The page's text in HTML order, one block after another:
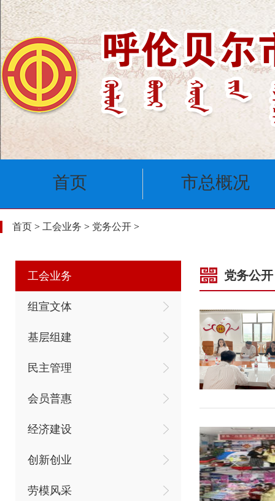
首页 市总概况
首页 > 工会业务 > 党务公开 >
工会业务
组宣文体
基层组建
民主管理
会员普惠
经济建设
创新创业
劳模风采
党务公开